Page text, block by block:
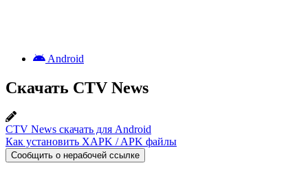
Android
Скачать CTV News
CTV News скачать для Android
Как установить XAPK / APK файлы
Сообщить о нерабочей ссылке